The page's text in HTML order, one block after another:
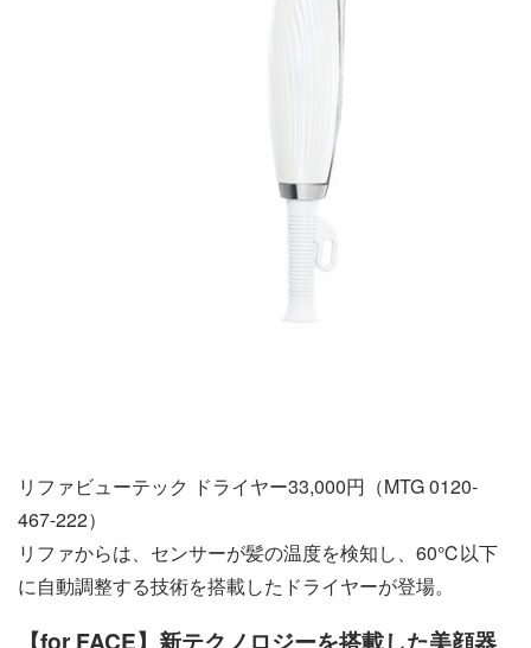
リファビューテック ドライヤー33,000円（MTG 0120-
467-222）
リファからは、センサーが髪の温度を検知し、60℃以下
に自動調整する技術を搭載したドライヤーが登場。
【for FACE】新テクノロジーを搭載した美顔器